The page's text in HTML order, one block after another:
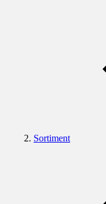
Sortiment